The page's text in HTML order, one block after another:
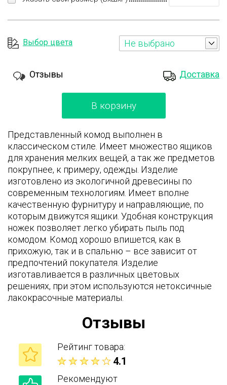
Выбор цвета Не выбрано
Отзывы Доставка
В корзину
Представленный комод выполнен в
классическом стиле. Имеет множество ящиков
для хранения мелких вещей, а так же предметов
покрупнее, к примеру, одежды. Изделие
изготовлено из экологичной древесины по
современным технологиям. Имеет вполне
качественную фурнитуру и направляющие, по
которым движутся ящики. Удобная конструкция
ножек позволяет легко убирать пыль под
комодом. Комод хорошо впишется, как в
прихожую, так и в спальню – все зависит от
предпочтений покупателя. Изделие
изготавливается в различных цветовых
решениях, при этом используются нетоксичные
лакокрасочные материалы.
Отзывы
Рейтинг товара:
4.1
Рекомендуют